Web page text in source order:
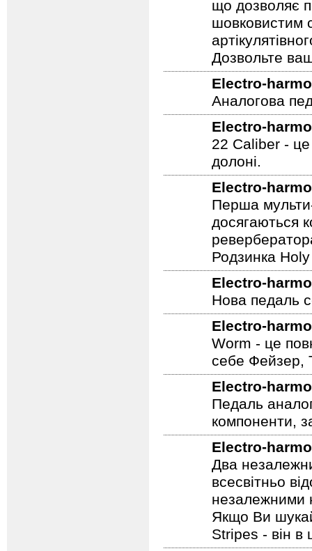
що дозволяє
шовковистим
Дозвольте
Electro-
Аналогова
Electro-
22 Caliber - це
долоні.
Electro-
Перша
досягаються
Родзинка
Electro-
Нова педаль
Electro-
Worm - це
себе Фейзер,
Electro-
Педаль
компоненти,
Electro-
Два
всесвітньо
незалежними
Якщо Ви
Stripes - він в